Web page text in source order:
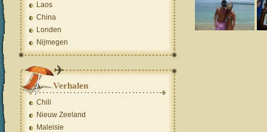
Laos
China
Londen
Nijmegen
Verhalen
Chili
Nieuw Zeeland
Maleisie